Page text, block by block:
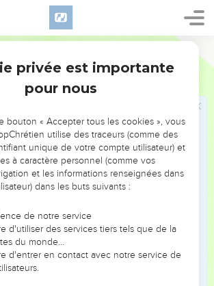
préposés sur l'armée, et leur dit :
des rangs, et celui qui la suivra
l'épée ; car le sacrificateur dit : Qu'elle
mort dans la maison de l'Éternel.
; et elle alla par le chemin de l'entrée
la maison du roi, et là elle fut mise à mort.
alliance entre l'Éternel et le roi et le
le peuple de l'Éternel, -et entre le roi
du pays entra dans la maison de Baal, et
autels et ses images, ils les brisèrent
Et le sacrificateur établit des gardes sur
de centaines, et les gardes, et les
peuple du pays, et ils firent descendre le
privée est importante
pour nous
bouton « Accepter tous les cookies », vous
utilise des traceurs (comme des
unique de votre compte utilisateur) et
à caractère personnel (comme vos
et les informations renseignées dans
dans les buts suivants :
de notre service
d'utiliser des services tiers tels que de la
du monde…
d'entrer en contact avec notre service de